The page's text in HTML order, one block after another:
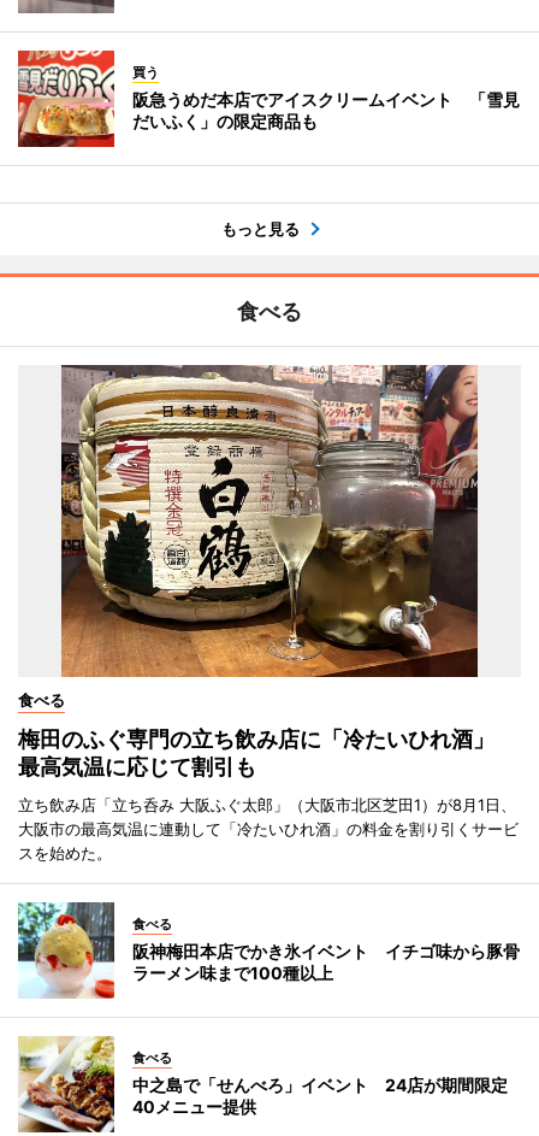
買う
阪急うめだ本店でアイスクリームイベント 「雪見
だいふく」の限定商品も
もっと見る
食べる
食べる
梅田のふぐ専門の立ち飲み店に「冷たいひれ酒」
最高気温に応じて割引も
立ち飲み店「立ち呑み 大阪ふぐ太郎」（大阪市北区芝田1）が8月1日、
大阪市の最高気温に連動して「冷たいひれ酒」の料金を割り引くサービ
スを始めた。
食べる
阪神梅田本店でかき氷イベント イチゴ味から豚骨
ラーメン味まで100種以上
食べる
中之島で「せんべろ」イベント 24店が期間限定
40メニュー提供